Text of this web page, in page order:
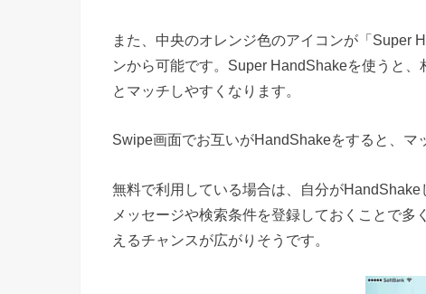
また、中央のオレンジ色のアイコンが「Super
ンから可能です。Super HandShakeを使うと
とマッチしやすくなります。
Swipe画面でお互いがHandShakeをすると、マ
無料で利用している場合は、自分が
メッセージや検索条件を登録しておくことで
えるチャンスが広がりそうです。